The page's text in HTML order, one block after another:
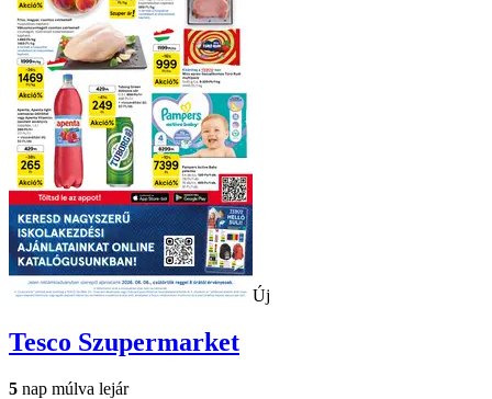
Új
Tesco Szupermarket
5 nap múlva lejár